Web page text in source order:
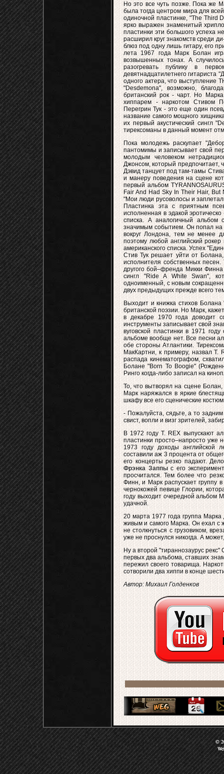
Но это все чуть позже. Пока же
была тогда центром мира для
одиночной пластинке, "The Third
ярко выражен знаменитый
пластинки эти большого успеха
расширил круг знакомств среди
блюз под одну лишь гитару, его
лета 1967 года Марк Болан
возвышенных тонах. А
разогревать публику в
девятнадцатилетнего гитариста
одного актера, что выступление
"Desdemona", возможно,
британский рок - чарт. Но
хиппарем - наркотом Стивом
Перегрин Тук - это еще один
название самого мощного
их первый акустический сингл
тирексоманы в данный момент
Пока молодежь раскупает
пантомимы и записывает свой
молодым человеком
Джонсом, который предпочитает,
Дэвид танцует под там-тамы
и манеру поведения на сцене
первый альбом
Fair And Had Sky In Their Hair,
"Мои люди русоволосы и
Пластинка эта с приятным
исполненная в эдакой
списка. А аналогичный альбом
значимым событием. Он попал на
вокруг Лондона, тем не менее
поэтому любой английский
американского списка. Успех
Стив Тук решает уйти от
исполнителя собственных
другого бой–френда Микки
сингл "Ride A White Swan",
одноименный, с новым
двух предыдущих прежде всего
Выходит и книжка стихов
британской поэзии. Но Марк,
в декабре 1970 года доводит
инструменты записывает свой
вуговской пластинки в 1971
альбоме вообще нет. Все песни
обе стороны Атлантики.
МакКартни, к примеру, назвал
распада кинематографом,
Болане "Born To Boogie"
Ринго когда-либо записал на
То, что вытворял на сцене Болан,
Марк наряжался в яркие
шкафу все его сценические
- Пожалуйста, сядьте, а то
свист, вопли и визг зрителей,
В 1972 году Т. REX выпускают
пластинки просто–напросто уже
1973 году доходы английской
составили аж 3 процента от
его концерты резко падают.
Фрэнка Заппыс его
просчитался. Тем более что
Финн, и Марк распускает группу
чернокожей певице Глории,
году выходит очередной альбом
удачной.
20 марта 1977 года группа
живым и самого Марка. Он ехал с
не столкнуться с грузовиком,
уже не проснулся никогда. А
Ну а второй "тираннозаурус
первых два альбома, ставших
пережил своего товарища.
сотворили два хиппи в конце
Автор: Михаил Голденков
©